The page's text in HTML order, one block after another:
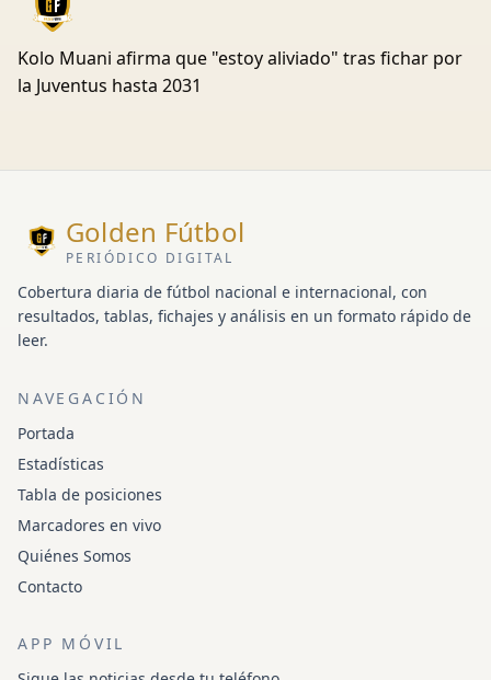
Kolo Muani afirma que "estoy aliviado" tras fichar por
la Juventus hasta 2031
Golden Fútbol
PERIÓDICO DIGITAL
Cobertura diaria de fútbol nacional e internacional, con
resultados, tablas, fichajes y análisis en un formato rápido de
leer.
NAVEGACIÓN
Portada
Estadísticas
Tabla de posiciones
Marcadores en vivo
Quiénes Somos
Contacto
APP MÓVIL